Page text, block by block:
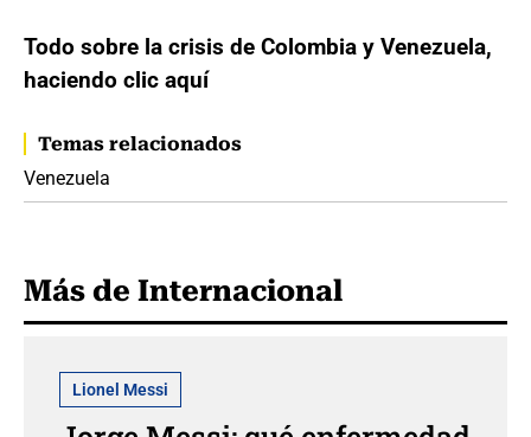
Todo sobre la crisis de Colombia y Venezuela,
haciendo clic aquí
Temas relacionados
Venezuela
Más de Internacional
Lionel Messi